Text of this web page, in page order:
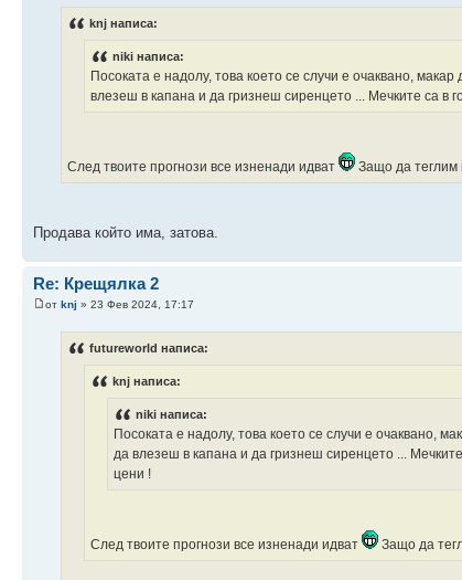
knj написа:
niki написа:
Посоката е надолу, това което се случи е очаквано,
влезеш в капана и да гризнеш сиренцето ... Мечките са в
След твоите прогнози все изненади идват Защо да теглим
Продава който има, затова.
Re: Крещялка 2
от knj » 23 Фев 2024, 17:17
futureworld написа:
knj написа:
niki написа:
Посоката е надолу, това което се случи е очаквано,
да влезеш в капана и да гризнеш сиренцето ...
цени !
След твоите прогнози все изненади идват Защо да